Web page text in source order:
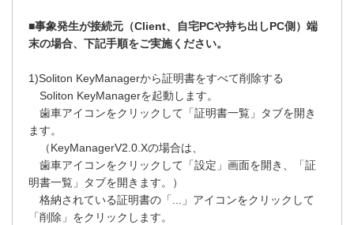
■事象発生が接続元（Client、自宅PCや持ち出しPC側）端
末の場合、下記手順をご実施ください。
1)Soliton KeyManagerから証明書をすべて削除する
Soliton KeyManagerを起動します。
歯車アイコンをクリックして「証明書一覧」タブを開き
ます。
（KeyManagerV2.0.Xの場合は、
歯車アイコンをクリックして「設定」画面を開き、「証
明書一覧」タブを開きます。）
格納されている証明書の「...」アイコンをクリックして
「削除」をクリックします。